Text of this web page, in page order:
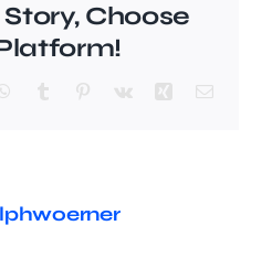
Choose
WhatsApp
Tumblr Pinterest
Vk XingE-